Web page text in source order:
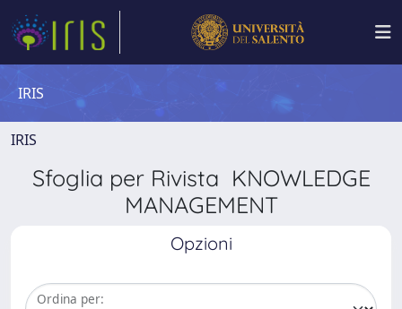
IRIS
IRIS
Sfoglia per Rivista KNOWLEDGE
MANAGEMENT
Opzioni
Ordina per: